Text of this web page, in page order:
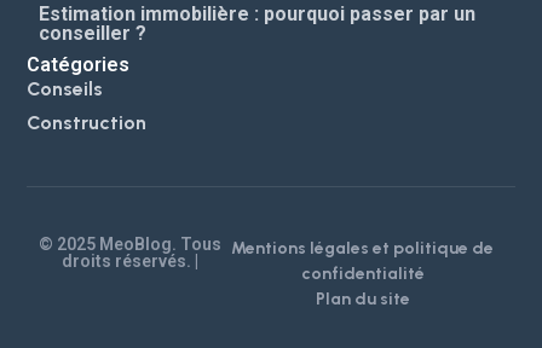
Estimation immobilière : pourquoi passer par un
conseiller ?
Catégories
Conseils
Construction
© 2025 MeoBlog. Tous
droits réservés. |
Mentions légales et politique de
confidentialité
Plan du site